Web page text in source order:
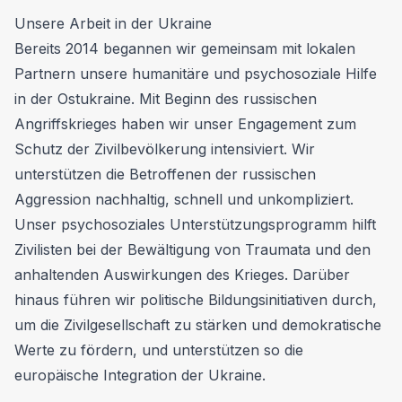
Unsere Arbeit in der Ukraine
Bereits 2014 begannen wir gemeinsam mit lokalen
Partnern unsere humanitäre und psychosoziale Hilfe
in der Ostukraine. Mit Beginn des russischen
Angriffskrieges haben wir unser Engagement zum
Schutz der Zivilbevölkerung intensiviert. Wir
unterstützen die Betroffenen der russischen
Aggression nachhaltig, schnell und unkompliziert.
Unser psychosoziales Unterstützungsprogramm hilft
Zivilisten bei der Bewältigung von Traumata und den
anhaltenden Auswirkungen des Krieges. Darüber
hinaus führen wir politische Bildungsinitiativen durch,
um die Zivilgesellschaft zu stärken und demokratische
Werte zu fördern, und unterstützen so die
europäische Integration der Ukraine.